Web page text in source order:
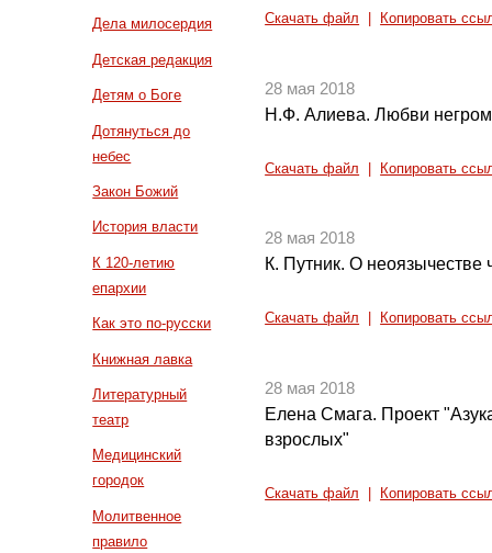
Дела милосердия
Детская редакция
Детям о Боге
Дотянуться до
небес
Закон Божий
История власти
К 120-летию
епархии
Как это по-русски
Книжная лавка
Литературный
театр
Медицинский
городок
Молитвенное
правило
Скачать файл Копировать
28 мая 2018
Н.Ф. Алиева. Любви
Скачать файл Копировать
28 мая 2018
К. Путник. О неоязычестве
Скачать файл Копировать
28 мая 2018
Елена Смага. Проект
взрослых"
Скачать файл Копировать